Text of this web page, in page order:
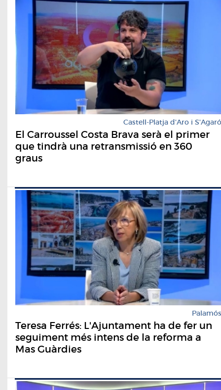
Castell-Platja d'Aro i S'Agaró
El Carroussel Costa Brava serà el primer
que tindrà una retransmissió en 360
graus
Palamós
Teresa Ferrés: L'Ajuntament ha de fer un
seguiment més intens de la reforma a
Mas Guàrdies